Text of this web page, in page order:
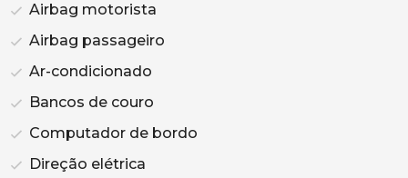
Airbag motorista
Airbag passageiro
Ar-condicionado
Bancos de couro
Computador de bordo
Direção elétrica